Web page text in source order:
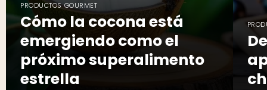
PRODUCTOS GOURMET
Cómo la cocona está
emergiendo como el
próximo superalimento
estrella